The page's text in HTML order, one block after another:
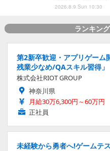
2026.8.9 Sun 10:30
ランキン
第2新卒歓迎・アプリゲー
残業少なめ/QAスキル習得」
株式会社RIOT GROUP
神奈川県
月給30万6,300円～60万円
正社員
未経験から勇者へ!ゲームテ